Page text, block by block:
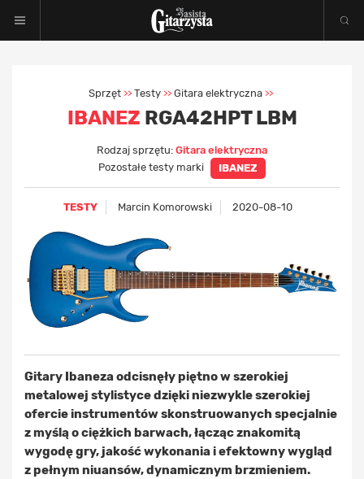
Sprzęt >> Testy >> Gitara elektryczna >>
IBANEZ RGA42HPT LBM
Rodzaj sprzętu: Gitara elektryczna
Pozostałe testy marki
IBANEZ
TESTY Marcin Komorowski 2020-08-10
Gitary Ibaneza odcisnęły piętno w szerokiej
metalowej stylistyce dzięki niezwykle szerokiej
ofercie instrumentów skonstruowanych specjalnie
z myślą o ciężkich barwach, łącząc znakomitą
wygodę gry, jakość wykonania i efektowny wygląd
z pełnym niuansów, dynamicznym brzmieniem.